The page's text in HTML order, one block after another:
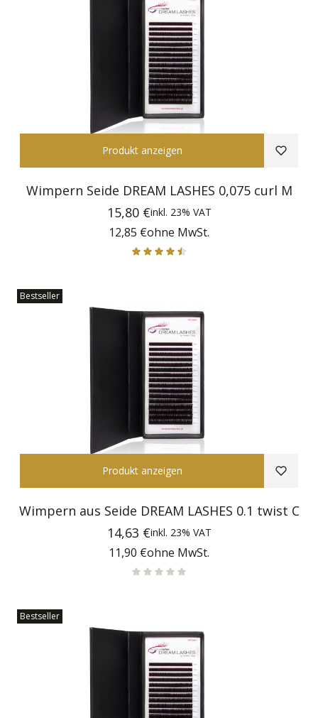
Produkt anzeigen
Wimpern Seide DREAM LASHES 0,075 curl M
Preis
15,80 €inkl. 23% VAT
Preis
12,85 €ohne MwSt.
Bestseller
Produkt anzeigen
Wimpern aus Seide DREAM LASHES 0.1 twist C
Preis
14,63 €inkl. 23% VAT
Preis
11,90 €ohne MwSt.
Bestseller